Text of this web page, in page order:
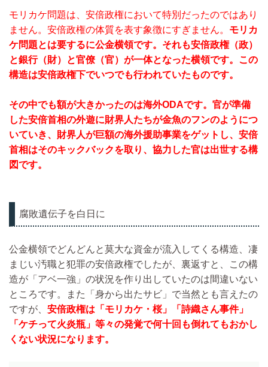
モリカケ問題は、安倍政権において特別だったのではあり
ません。安倍政権の体質を表す象徴にすぎません。 モリカ
ケ問題とは要するに公金横領です。それも安倍政権（政）
と銀行（財）と官僚（官）が一体となった横領です。この
構造は安倍政権下でいつでも行われていたものです。
その中でも額が大きかったのは海外ODAです。官が準備
した安倍首相の外遊に財界人たちが金魚のフンのようにつ
いていき、財界人が巨額の海外援助事業をゲットし、安倍
首相はそのキックバックを取り、協力した官は出世する構
図です。
腐敗遺伝子を白日に
公金横領でどんどんと莫大な資金が流入してくる構造、凄
まじい汚職と犯罪の安倍政権でしたが、裏返すと、この構
造が「アベ一強」の状況を作り出していたのは間違いない
ところです。また「身から出たサビ」で当然とも言えたの
ですが、 安倍政権は「モリカケ・桜」「詩織さん事件」
「ケチって火炎瓶」等々の発覚で何十回も倒れてもおかし
くない状況になります。